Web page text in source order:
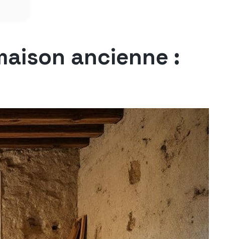
ancienne :